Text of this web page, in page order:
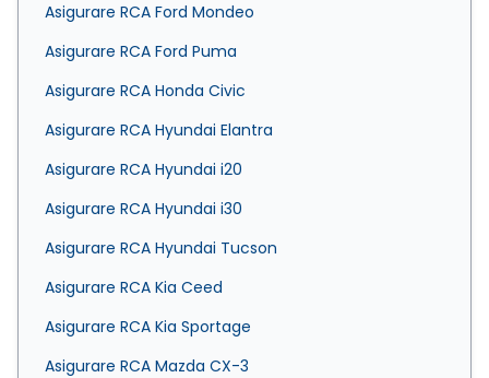
Asigurare RCA Ford Mondeo
Asigurare RCA Ford Puma
Asigurare RCA Honda Civic
Asigurare RCA Hyundai Elantra
Asigurare RCA Hyundai i20
Asigurare RCA Hyundai i30
Asigurare RCA Hyundai Tucson
Asigurare RCA Kia Ceed
Asigurare RCA Kia Sportage
Asigurare RCA Mazda CX-3